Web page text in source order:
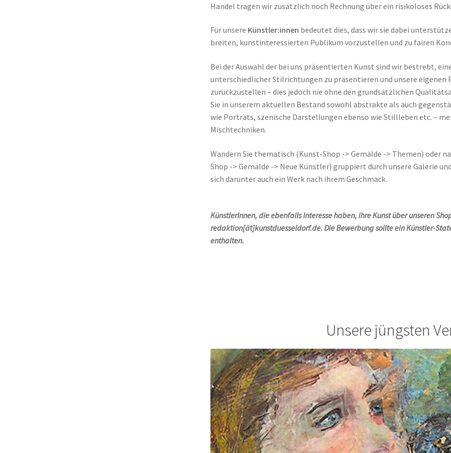
Handel tragen wir zusätzlich noch Rechnung über ein risikoloses
Für unsere Künstler:innen bedeutet dies, dass wir sie dabei
breiten, kunstinteressierten Publikum vorzustellen und zu fairen
Bei der Auswahl der bei uns präsentierten Kunst sind wir bestrebt,
unterschiedlicher Stilrichtungen zu präsentieren und unsere eigenen
zurückzustellen – dies jedoch nie ohne den grundsätzlichen
Sie in unserem aktuellen Bestand sowohl abstrakte als auch
wie Porträts, szenische Darstellungen ebenso wie Stillleben etc. –
Mischtechniken.
Wandern Sie thematisch (Kunst-Shop -> Gemälde -> Themen) oder
Shop -> Gemälde -> Neue Künstler) gruppiert durch unsere Galerie
sich darunter auch ein Werk nach ihrem Geschmack.
KünstlerInnen, die ebenfalls Interesse haben, ihre Kunst über unseren
redaktion[ät]kunstduesseldorf.de. Die Bewerbung sollte ein Künstler-
enthalten.
Unsere jüngsten